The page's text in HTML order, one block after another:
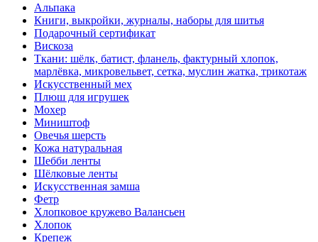
Альпака
Книги, выкройки, журналы, наборы для шитья
Подарочный сертификат
Вискоза
Ткани: шёлк, батист, фланель, фактурный хлопок,
марлёвка, микровельвет, сетка, муслин жатка, трикотаж
Искусственный мех
Плюш для игрушек
Мохер
Миништоф
Овечья шерсть
Кожа натуральная
Шебби ленты
Шёлковые ленты
Искусственная замша
Фетр
Хлопковое кружево Валансьен
Хлопок
Крепеж